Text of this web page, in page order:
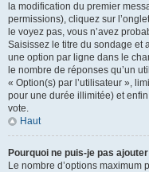
la modification du premier
permissions), cliquez sur
le voyez pas, vous n’avez
Saisissez le titre du sondage et
une option par ligne dans le
le nombre de réponses qu’un
« Option(s) par l’utilisateur »,
pour une durée illimitée) et
vote.
Haut
Pourquoi ne puis-je pas
Le nombre d’options maximum